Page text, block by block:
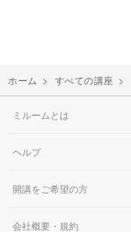
ホーム > すべての講座 >
ミルームとは
ヘルプ
開講をご希望の方
会社概要・規約